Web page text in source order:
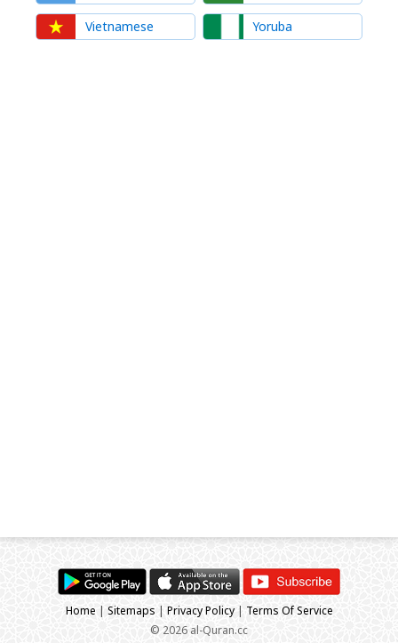
Vietnamese Yoruba
Home | Sitemaps | Privacy Policy| Terms Of Service
© 2026 al-Quran.cc